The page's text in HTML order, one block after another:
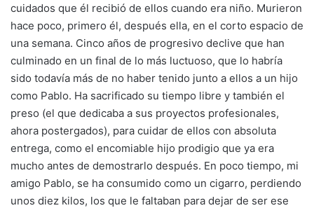
cuidados que él recibió de ellos cuando era niño. Murieron
hace poco, primero él, después ella, en el corto espacio de
una semana. Cinco años de progresivo declive que han
culminado en un final de lo más luctuoso, que lo habría
sido todavía más de no haber tenido junto a ellos a un hijo
como Pablo. Ha sacrificado su tiempo libre y también el
preso (el que dedicaba a sus proyectos profesionales,
ahora postergados), para cuidar de ellos con absoluta
entrega, como el encomiable hijo prodigio que ya era
mucho antes de demostrarlo después. En poco tiempo, mi
amigo Pablo, se ha consumido como un cigarro, perdiendo
unos diez kilos, los que le faltaban para dejar de ser ese